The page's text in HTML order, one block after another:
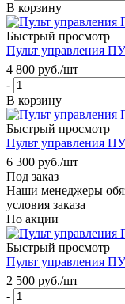
В корзину
Быстрый просмотр
Пульт управления
4 800 руб./шт
-
В корзину
Быстрый просмотр
Пульт управления
6 300 руб./шт
Под заказ
Наши менеджеры
условия заказа
По акции
Быстрый просмотр
Пульт управления
2 500 руб./шт
-